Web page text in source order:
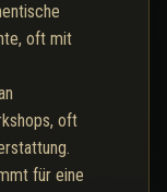
oft mit
oft
für eine